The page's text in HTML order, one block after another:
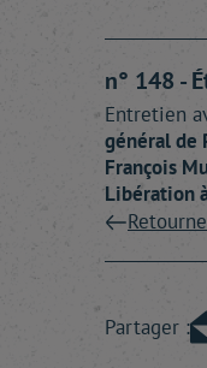
n° 148 -
Entretien
général de
François
Libération
Partager :